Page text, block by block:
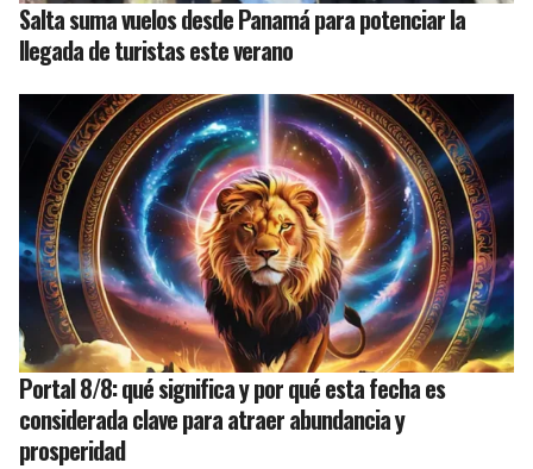
Salta suma vuelos desde Panamá para potenciar la
llegada de turistas este verano
Portal 8/8: qué significa y por qué esta fecha es
considerada clave para atraer abundancia y
prosperidad